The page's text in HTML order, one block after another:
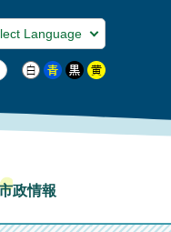
市政情報